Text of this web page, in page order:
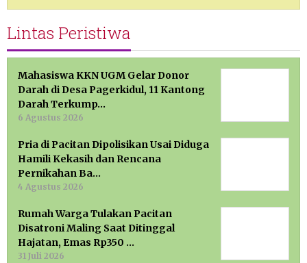
Lintas Peristiwa
Mahasiswa KKN UGM Gelar Donor
Darah di Desa Pagerkidul, 11 Kantong
Darah Terkump…
6 Agustus 2026
Pria di Pacitan Dipolisikan Usai Diduga
Hamili Kekasih dan Rencana
Pernikahan Ba…
4 Agustus 2026
Rumah Warga Tulakan Pacitan
Disatroni Maling Saat Ditinggal
Hajatan, Emas Rp350 …
31 Juli 2026